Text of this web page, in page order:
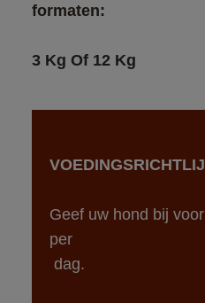
3 Kg Of 12 Kg
Geef uw hond bij
per